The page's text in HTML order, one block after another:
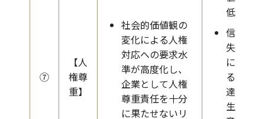
⑦
【人
権尊
重】
社会的価値観の
変化による人権
対応への要求水
準が高度化し、
企業として人権
尊重責任を十分
に果たせないリ
低下
信用
失墜
によ
る調
達・
生